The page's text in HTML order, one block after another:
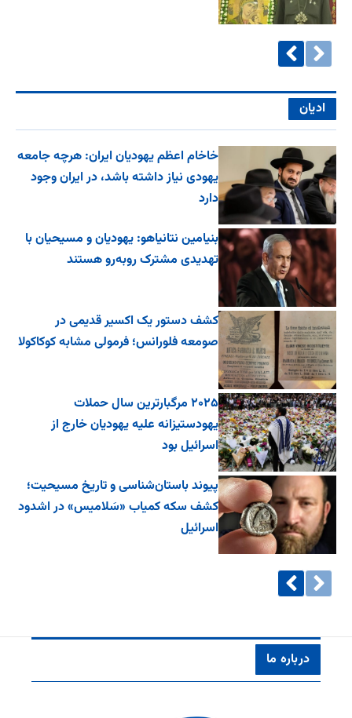
ادیان
خاخام اعظم یهودیان ایران: هرچه جامعه
یهودی نیاز داشته باشد، در ایران وجود
دارد
بنیامین نتانیاهو: یهودیان و مسیحیان با
تهدیدی مشترک روبه‌رو هستند
کشف دستور یک اکسیر قدیمی در
صومعه فلورانس؛ فرمولی مشابه کوکاکولا
۲۰۲۵ مرگبارترین سال حملات
یهودستیزانه علیه یهودیان خارج از
اسرائیل بود
پیوند باستان‌شناسی و تاریخ مسیحیت؛
کشف سکه کمیاب «سَلامیس» در اشدود
اسرائیل
درباره ما